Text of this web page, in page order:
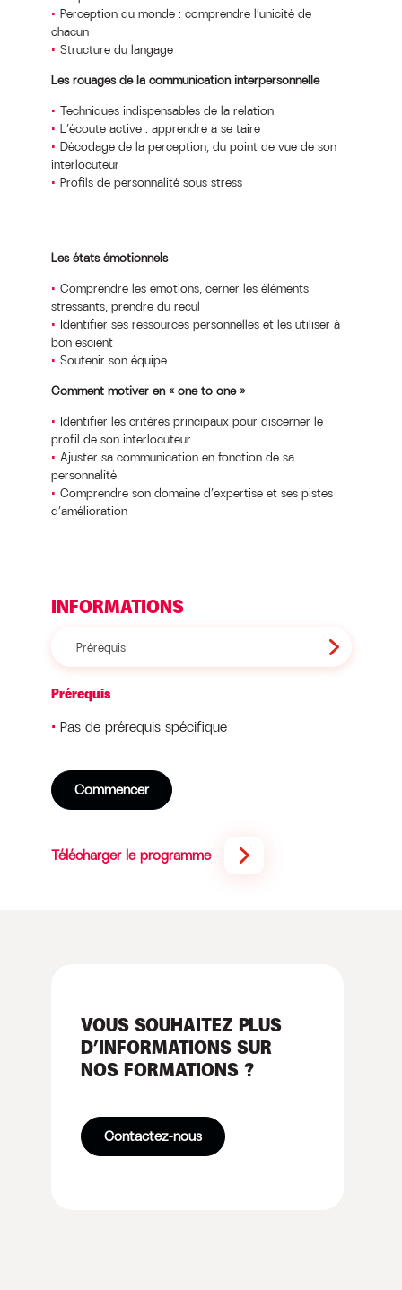
Perception du monde : comprendre l’unicité de
chacun
Structure du langage
Les rouages de la communication interpersonnelle
Techniques indispensables de la relation
L’écoute active : apprendre à se taire
Décodage de la perception, du point de vue de son
interlocuteur
Profils de personnalité sous stress
Les états émotionnels
Comprendre les émotions, cerner les éléments
stressants, prendre du recul
Identifier ses ressources personnelles et les utiliser à
bon escient
Soutenir son équipe
Comment motiver en « one to one »
Identifier les critères principaux pour discerner le
profil de son interlocuteur
Ajuster sa communication en fonction de sa
personnalité
Comprendre son domaine d’expertise et ses pistes
d’amélioration
INFORMATIONS
Prérequis
Prérequis
Pas de prérequis spécifique
Commencer
Télécharger le programme
VOUS SOUHAITEZ PLUS
D’INFORMATIONS SUR
NOS FORMATIONS ?
Contactez-nous